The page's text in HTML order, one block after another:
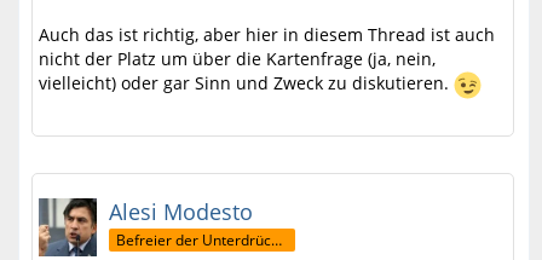
Auch das ist richtig, aber hier in diesem Thread ist auch
nicht der Platz um über die Kartenfrage (ja, nein,
vielleicht) oder gar Sinn und Zweck zu diskutieren.
Alesi Modesto
Befreier der Unterdrückten